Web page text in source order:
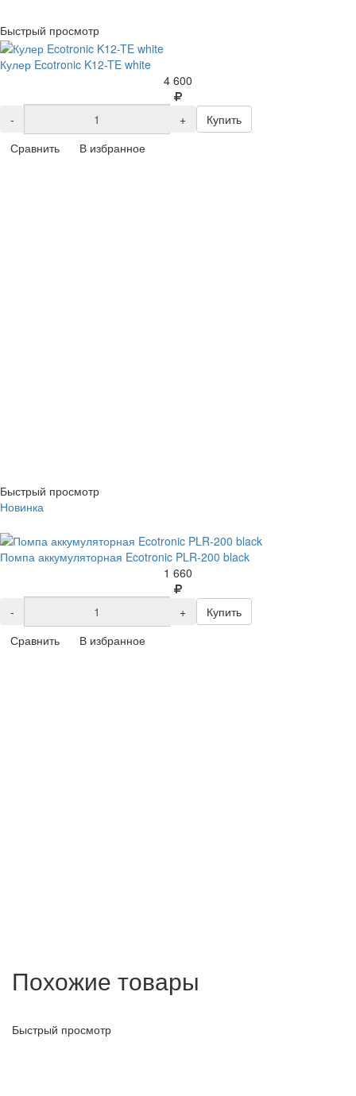
Быстрый просмотр
Кулер Ecotronic K12-TE white
4 600
- +
Купить
Сравнить
В избранное
Быстрый просмотр
Новинка
Помпа аккумуляторная Ecotronic PLR-200 black
1 660
- +
Купить
Сравнить
В избранное
Похожие товары
Быстрый просмотр